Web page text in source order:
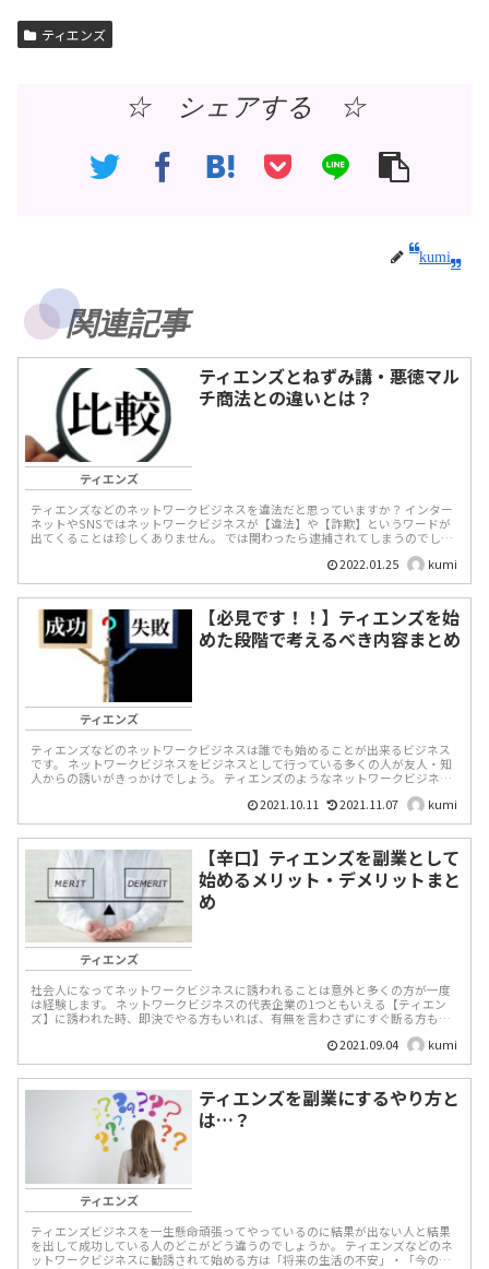
ティエンズ
☆ シェアする ☆
kumi
関連記事
ティエンズ
ティエンズとねずみ講・悪徳マル
チ商法との違いとは？
ティエンズなどのネットワークビジネスを違法だと思っていますか？ インター
ネットやSNSではネットワークビジネスが【違法】や【詐欺】というワードが
出てくることは珍しくありません。 では関わったら逮捕されてしまうのでしょ
2022.01.25 kumi
ティエンズ
【必見です！！】ティエンズを始
めた段階で考えるべき内容まとめ
ティエンズなどのネットワークビジネスは誰でも始めることが出来るビジネス
です。 ネットワークビジネスをビジネスとして行っている多くの人が友人・知
人からの誘いがきっかけでしょう。 ティエンズのようなネットワークビジネス
2021.10.11 2021.11.07 kumi
ティエンズ
【辛口】ティエンズを副業として
始めるメリット・デメリットまと
め
社会人になってネットワークビジネスに誘われることは意外と多くの方が一度
は経験します。 ネットワークビジネスの代表企業の1つともいえる【ティエン
ズ】に誘われた時、即決でやる方もいれば、有無を言わさずにすぐ断る方もい
2021.09.04 kumi
ティエンズ
ティエンズを副業にするやり方と
は…？
ティエンズビジネスを一生懸命頑張ってやっているのに結果が出ない人と結果
を出して成功している人のどこがどう違うのでしょうか。 ティエンズなどのネ
ットワークビジネスに勧誘されて始める方は「将来の生活の不安」・「今の生